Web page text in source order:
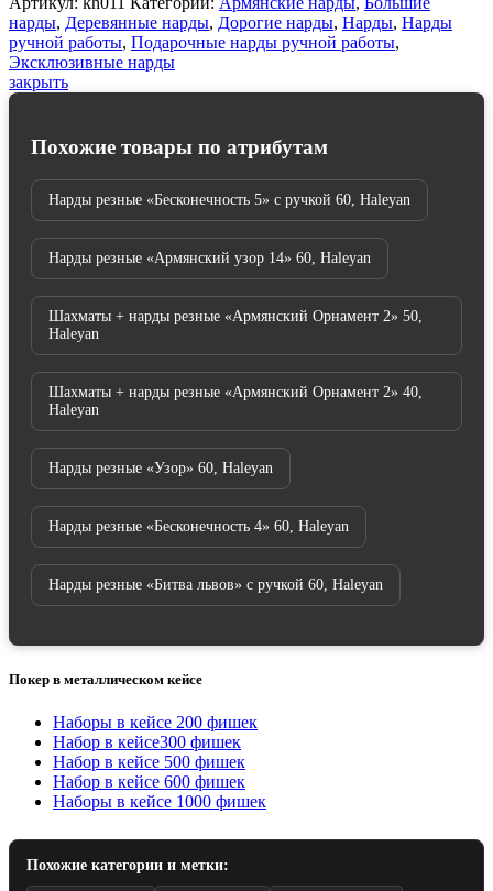
нарды, Деревянные нарды, Дорогие нарды, Нарды, Нарды
ручной работы, Подарочные нарды ручной работы,
Эксклюзивные нарды
закрыть
Похожие товары по атрибутам
Нарды резные «Бесконечность 5» с ручкой 60, Haleyan
Нарды резные «Армянский узор 14» 60, Haleyan
Шахматы + нарды резные «Армянский Орнамент 2» 50,
Haleyan
Шахматы + нарды резные «Армянский Орнамент 2» 40,
Haleyan
Нарды резные «Узор» 60, Haleyan
Нарды резные «Бесконечность 4» 60, Haleyan
Нарды резные «Битва львов» с ручкой 60, Haleyan
Покер в металлическом кейсе
Наборы в кейсе 200 фишек
Набор в кейсе300 фишек
Набор в кейсе 500 фишек
Набор в кейсе 600 фишек
Наборы в кейсе 1000 фишек
Похожие категории и метки: